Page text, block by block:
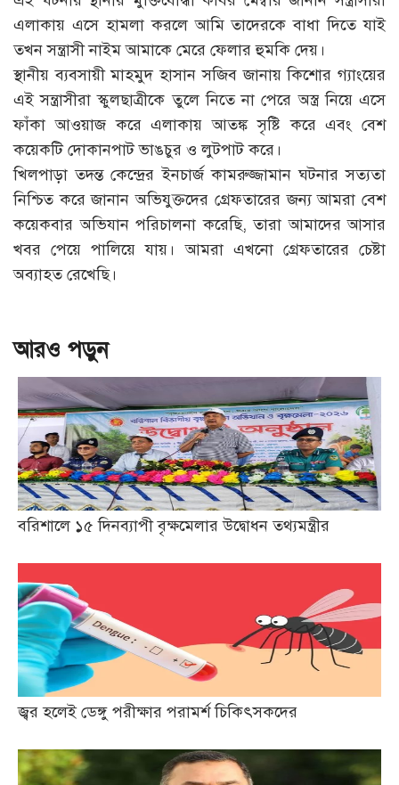
এলাকায় এসে হামলা করলে আমি তাদেরকে বাধা দিতে যাই
তখন সন্ত্রাসী নাইম আমাকে মেরে ফেলার হুমকি দেয়।
স্থানীয় ব্যবসায়ী মাহমুদ হাসান সজিব জানায় কিশোর গ্যাংয়ের
এই সন্ত্রাসীরা স্কুলছাত্রীকে তুলে নিতে না পেরে অস্ত্র নিয়ে এসে
ফাঁকা আওয়াজ করে এলাকায় আতঙ্ক সৃষ্টি করে এবং বেশ
কয়েকটি দোকানপাট ভাঙচুর ও লুটপাট করে।
খিলপাড়া তদন্ত কেন্দ্রের ইনচার্জ কামরুজ্জামান ঘটনার সত্যতা
নিশ্চিত করে জানান অভিযুক্তদের গ্রেফতারের জন্য আমরা বেশ
কয়েকবার অভিযান পরিচালনা করেছি, তারা আমাদের আসার
খবর পেয়ে পালিয়ে যায়। আমরা এখনো গ্রেফতারের চেষ্টা
অব্যাহত রেখেছি।
আরও পড়ুন
বরিশালে ১৫ দিনব্যাপী বৃক্ষমেলার উদ্বোধন তথ্যমন্ত্রীর
জ্বর হলেই ডেঙ্গু পরীক্ষার পরামর্শ চিকিৎসকদের